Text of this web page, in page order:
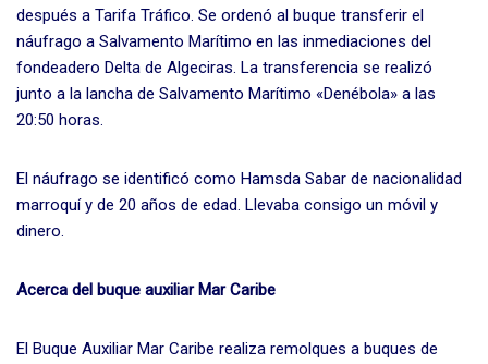
después a Tarifa Tráfico. Se ordenó al buque transferir el
náufrago a Salvamento Marítimo en las inmediaciones del
fondeadero Delta de Algeciras. La transferencia se realizó
junto a la lancha de Salvamento Marítimo «Denébola» a las
20:50 horas.
El náufrago se identificó como Hamsda Sabar de nacionalidad
marroquí y de 20 años de edad. Llevaba consigo un móvil y
dinero.
Acerca del buque auxiliar Mar Caribe
El Buque Auxiliar Mar Caribe realiza remolques a buques de